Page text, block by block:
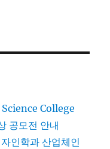
College
공모전 안내
인학과 산업체인